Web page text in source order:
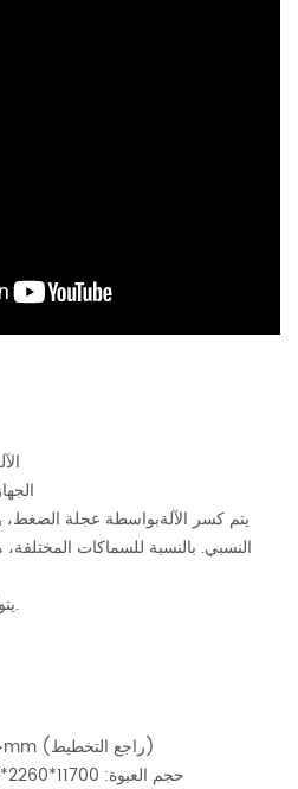
يتم كسر الآلةبواسطة عجلة الضغط،
يتوافق نظام الكسر لدينا مع بوتيرو.
1. حجم الآلة: 7150*5150*1455mm (راجع التخطيط)
حجم العبوة: 11700*2260*1500 ملم حاوية واحدة 40 قدم